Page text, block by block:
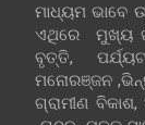
ମାଧ୍ୟମ ଭାବେ
ଏଥିରେ ମୁଖ୍ୟ
ବୃତ୍ତି,
ମନୋରଞ୍ଜନ
ଗ୍ରାମୀଣ